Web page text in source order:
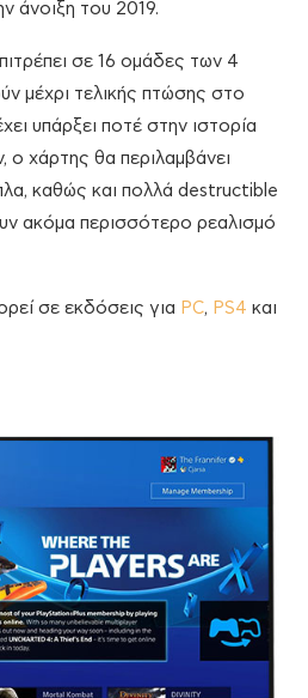
άνοιξη του 2019.
σε 16 ομάδες των 4
μέχρι τελικής πτώσης στο
υπάρξει ποτέ στην ιστορία
ο χάρτης θα περιλαμβάνει
καθώς και πολλά destructible
ακόμα περισσότερο ρεαλισμό
σε εκδόσεις για PC, PS4 και